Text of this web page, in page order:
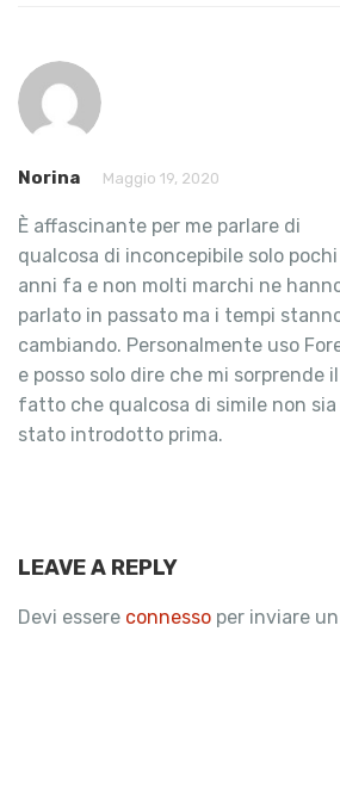
Norina Maggio 19, 2020
È affascinante per me parlare di
qualcosa di inconcepibile solo pochi
anni fa e non molti marchi ne
parlato in passato ma i tempi
cambiando. Personalmente uso
e posso solo dire che mi sorprende il
fatto che qualcosa di simile non sia
stato introdotto prima.
LEAVE A REPLY
Devi essere connesso per inviare